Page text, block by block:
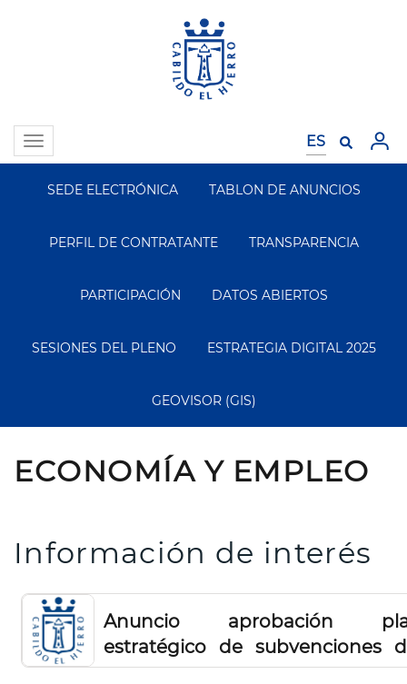
Toggle
navigation
Segundo
Menu
SEDE ELECTRÓNICA TABLON DE ANUNCIOS
PERFIL DE CONTRATANTE TRANSPARENCIA
PARTICIPACIÓN DATOS ABIERTOS
SESIONES DEL PLENO ESTRATEGIA DIGITAL 2025
GEOVISOR (GIS)
ECONOMÍA Y EMPLEO
Información de interés
Anuncio aprobación
estratégico de subvenciones
cabildo insular de el hierro para